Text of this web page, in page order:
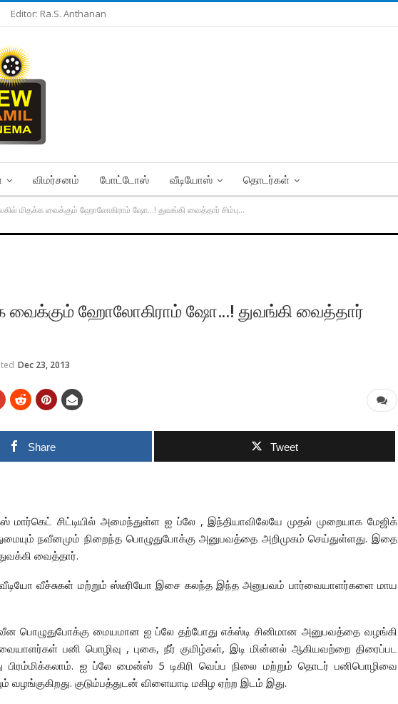
Editor: Ra.S. Anthanan
விமர்சனம் போட்டோஸ் வீடியோஸ் தொடர்கள்
மிதக்க வைக்கும் ஹோலோகிராம் ஷோ…! துவங்கி வைத்தார் சிம்பு…
வைக்கும் ஹோலோகிராம் ஷோ…! துவங்கி வைத்தார்
Dec 23, 2013
Share Tweet
மார்கெட் சிட்டியில் அமைந்துள்ள ஐ ப்லே , இந்தியாவிலேயே முதல் முறையாக மேஜிக்
நவீனமும் நிறைந்த பொழுதுபோக்கு அனுபவத்தை அறிமுகம் செய்துள்ளது. இதை
துவக்கி வைத்தார்.
வீடியோ வீச்சுகள் மற்றும் ஸ்டீரியோ இசை கலந்த இந்த அனுபவம் பார்வையாளர்களை மாய
பொழுதுபோக்கு மையமான ஐ ப்லே தற்போது எக்ஸ்டி சினிமான அனுபவத்தை வழங்கி
பனி பொழிவு , புகை, நீர் குமிழ்கள், இடி மின்னல் ஆகியவற்றை திரைப்பட
பிரம்மிக்கலாம். ஐ ப்லே மைன்ஸ் 5 டிகிரி வெப்ப நிலை மற்றும் தொடர் பனிபொழிவை
குடும்பத்துடன் விளையாடி மகிழ ஏற்ற இடம் இது.